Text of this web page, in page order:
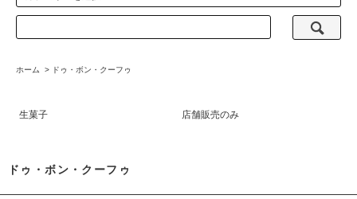
ホーム > ドゥ・ボン・クーフゥ
生菓子 店舗販売のみ
ドゥ・ボン・クーフゥ